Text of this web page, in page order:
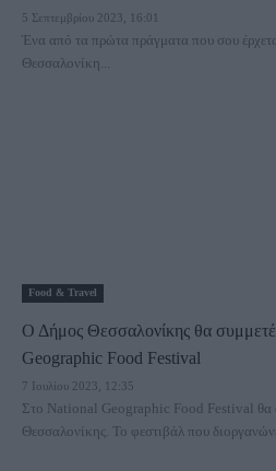
5 Σεπτεμβρίου 2023, 16:01
Ένα από τα πρώτα πράγματα που σου
Θεσσαλονίκη...
Food & Travel
Ο Δήμος Θεσσαλονίκης θα
Geographic Food Festival
7 Ιουλίου 2023, 12:35
Στο National Geographic Food Festival θα
Θεσσαλονίκης. To φεστιβάλ που